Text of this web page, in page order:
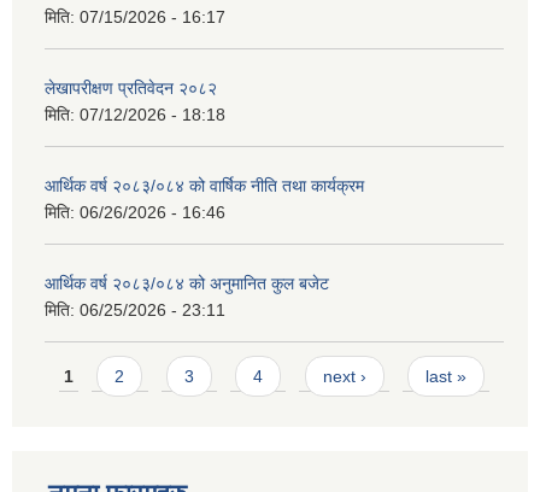
मिति: 07/15/2026 - 16:17
लेखापरीक्षण प्रतिवेदन २०८२
मिति: 07/12/2026 - 18:18
आर्थिक वर्ष २०८३/०८४ को वार्षिक नीति तथा कार्यक्रम
मिति: 06/26/2026 - 16:46
आर्थिक वर्ष २०८३/०८४ को अनुमानित कुल बजेट
मिति: 06/25/2026 - 23:11
Pages
1 2 3 4 next › last »